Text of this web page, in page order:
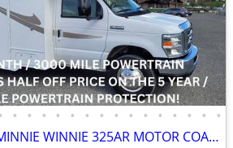
• • • • • • • • • • • • • • •
2020 WINNEBAGO MINNIE WINNIE 325AR MOTOR COACH